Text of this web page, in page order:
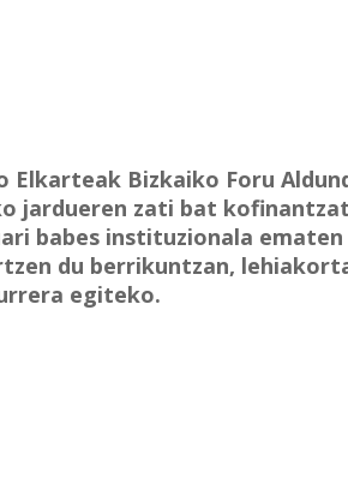
Elkarteak Bizkaiko Foru
jardueren zati bat
babes instituzionala
du berrikuntzan,
egiteko.